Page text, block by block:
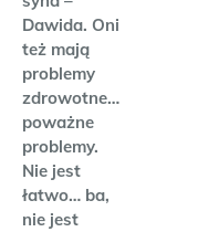
Dawida. Oni
też mają
problemy
zdrowotne…
poważne
problemy.
Nie jest
łatwo… ba,
nie jest